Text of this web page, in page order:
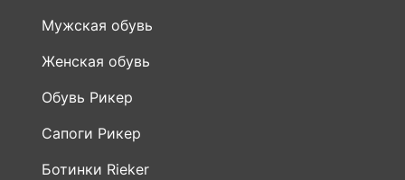
Мужская обувь
Женская обувь
Обувь Рикер
Сапоги Рикер
Ботинки Rieker